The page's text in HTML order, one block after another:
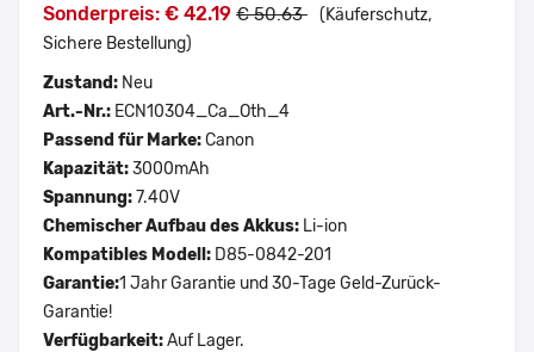
Sonderpreis: € 42.19 € 50.63 (Käuferschutz,
Sichere Bestellung)
Zustand: Neu
Art.-Nr.: ECN10304_Ca_Oth_4
Passend für Marke:Canon
Kapazität:3000mAh
Spannung:7.40V
Chemischer Aufbau des Akkus: Li-ion
Kompatibles Modell: D85-0842-201
Garantie:1 Jahr Garantie und 30-Tage Geld-Zurück-
Garantie!
Verfügbarkeit:Auf Lager.